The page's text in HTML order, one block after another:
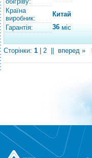
Країна
виробник:
Китай
Гарантія:
36 міс
Сторінки: 1 2 вперед »